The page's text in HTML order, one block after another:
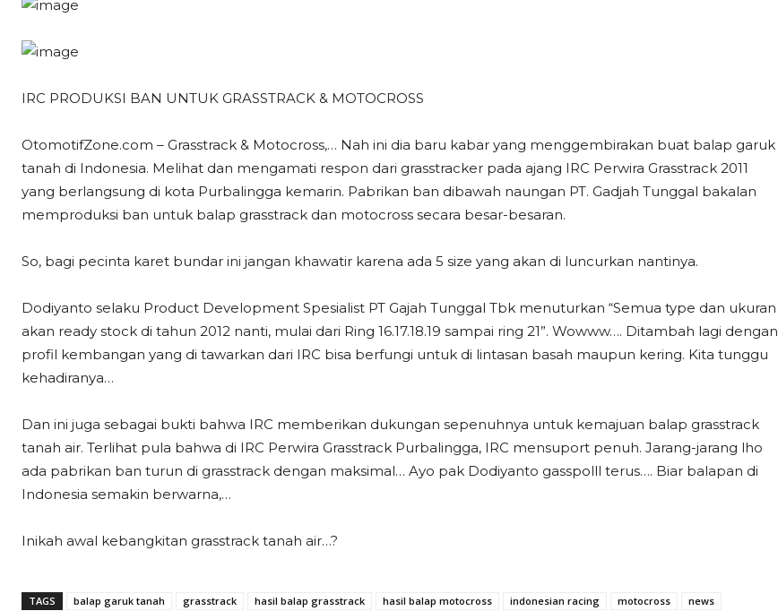
IRC PRODUKSI BAN UNTUK GRASSTRACK & MOTOCROSS
OtomotifZone.com – Grasstrack & Motocross,… Nah ini dia baru kabar yang menggembirakan buat balap garuk
tanah di Indonesia. Melihat dan mengamati respon dari grasstracker pada ajang IRC Perwira Grasstrack 2011
yang berlangsung di kota Purbalingga kemarin. Pabrikan ban dibawah naungan PT. Gadjah Tunggal bakalan
memproduksi ban untuk balap grasstrack dan motocross secara besar-besaran.
So, bagi pecinta karet bundar ini jangan khawatir karena ada 5 size yang akan di luncurkan nantinya.
Dodiyanto selaku Product Development Spesialist PT Gajah Tunggal Tbk menuturkan “Semua type dan ukuran
akan ready stock di tahun 2012 nanti, mulai dari Ring 16.17.18.19 sampai ring 21”. Wowww…. Ditambah lagi dengan
profil kembangan yang di tawarkan dari IRC bisa berfungi untuk di lintasan basah maupun kering. Kita tunggu
kehadiranya…
Dan ini juga sebagai bukti bahwa IRC memberikan dukungan sepenuhnya untuk kemajuan balap grasstrack
tanah air. Terlihat pula bahwa di IRC Perwira Grasstrack Purbalingga, IRC mensuport penuh. Jarang-jarang lho
ada pabrikan ban turun di grasstrack dengan maksimal… Ayo pak Dodiyanto gasspolll terus…. Biar balapan di
Indonesia semakin berwarna,…
Inikah awal kebangkitan grasstrack tanah air…?
TAGS balap garuk tanah grasstrack hasil balap grasstrack hasil balap motocross indonesian racing motocross news